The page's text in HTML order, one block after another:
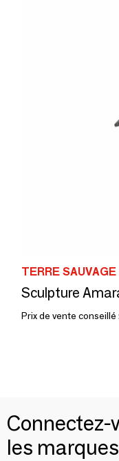
TERRE SAUVAGE
Prix de vente conseillé :
Connectez-
les marques